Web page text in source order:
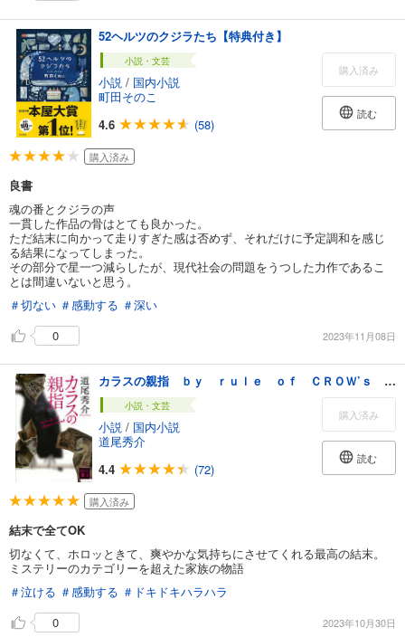
52ヘルツのクジラたち【特典付き】
小説・文芸
小説 / 国内小説
町田そのこ
4.6
(58)
購入済み
読む
購入済み
良書
魂の番とクジラの声
一貫した作品の骨はとても良かった。
ただ結末に向かって走りすぎた感は否めず、それだけに予定調和を感じ
る結果になってしまった。
その部分で星一つ減らしたが、現代社会の問題をうつした力作であるこ
とは間違いないと思う。
＃切ない ＃感動する ＃深い
0
2023年11月08日
カラスの親指 ｂｙ ｒｕｌｅ ｏｆ ＣＲＯＷ’ｓ ｔｈｕｍｂ
小説・文芸
小説 / 国内小説
道尾秀介
4.4
(72)
購入済み
読む
購入済み
結末で全てOK
切なくて、ホロッときて、爽やかな気持ちにさせてくれる最高の結末。
ミステリーのカテゴリーを超えた家族の物語
＃泣ける ＃感動する ＃ドキドキハラハラ
0
2023年10月30日